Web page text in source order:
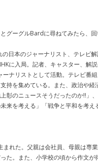
グーグルBardに尋ねてみたら、
日本のジャーナリスト、テレビ
に入局。記者、キャスター、
ナリストとして活動。テレビ番
持を集めている。また、政治や
彰のニュースそうだったのか!!」
来を考える」「戦争と平和を考え
れた。父親は会社員、母親は専
た。また、小学校の頃から作文